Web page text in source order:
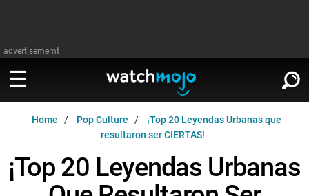
advertisememt
MIRA
Cine LEER ∨
Home Pop Culture
¡Top 20 Leyendas Urbanas que
resultaron ser CIERTAS!
¡Top 20 Leyendas Urbanas